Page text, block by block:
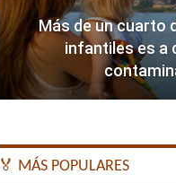
Más de un cuarto
infantiles es a
🏅 MÁS POPULARES